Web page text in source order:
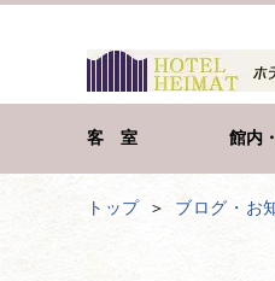
客 室 館内
トップ ブログ・お